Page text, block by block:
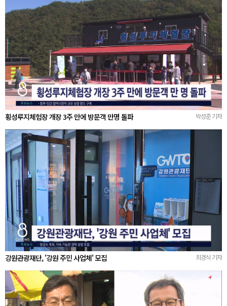
횡성루지체험장 개장 3주 만에 방문객 만명 돌파 박성준 기자
강원관광재단, '강원 주민 사업체' 모집 최경식 기자